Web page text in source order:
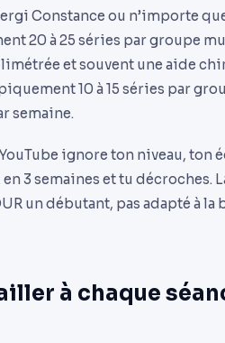
Constance ou n’importe
20 à 25 séries par groupe
et souvent une aide
10 à 15 séries par
semaine.
ignore ton niveau, ton
3 semaines et tu décroches.
un débutant, pas adapté à la
à chaque